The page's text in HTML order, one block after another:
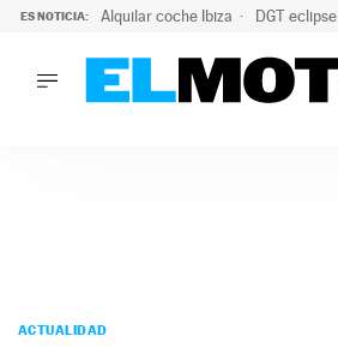
ES NOTICIA: Alquilar coche Ibiza DGT eclipse
PODCAST
ACTUALIDAD